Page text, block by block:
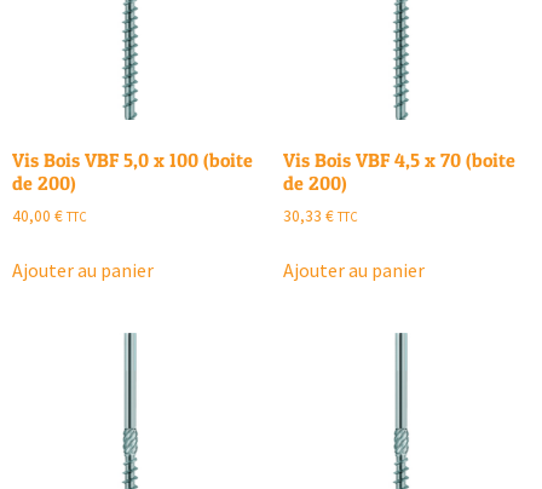
Vis Bois VBF 5,0 x 100 (boite
de 200)
40,00 € TTC
Ajouter au panier
Vis Bois VBF 4,5 x 70 (boite
de 200)
30,33 € TTC
Ajouter au panier